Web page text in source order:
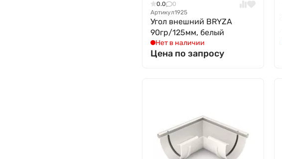
0.0
0
Артикул1925
Угол внешний BRYZA
90гр/125мм, белый
Нет в наличии
Цена по запросу